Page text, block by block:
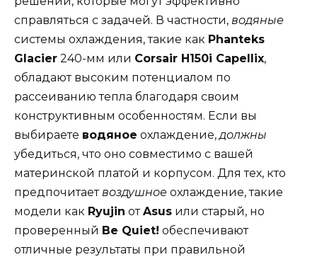
справляться с задачей. В частности, водяные
системы охлаждения, такие как Phanteks
Glacier 240-мм или Corsair H150i Capellix,
обладают высоким потенциалом по
рассеиванию тепла благодаря своим
конструктивным особенностям. Если вы
выбираете водяное охлаждение,должны
убедиться, что оно совместимо с вашей
материнской платой и корпусом. Для тех, кто
предпочитаетвоздушное охлаждение, такие
модели как Ryujin отAsus или старый, но
проверенный Be Quiet! обеспечивают
отличные результаты при правильной